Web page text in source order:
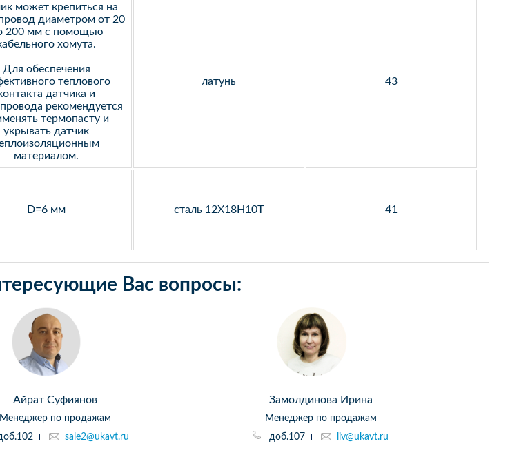
может крепиться на
диаметром от 20
200 мм с помощью
хомута.
Для обеспечения
теплового
датчика и
рекомендуется
термопасту и
укрывать датчик
материалом.
латунь 43
D=6 мм сталь 12Х18Н10Т 41
Вас вопросы:
Айрат Суфиянов
Менеджер по продажам
sale2@ukavt.ru
Замолдинова Ирина
Менеджер по продажам
доб.107
liv@ukavt.ru